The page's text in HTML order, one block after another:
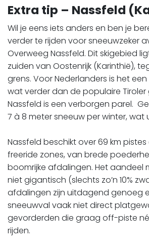
Extra tip – Nassfeld
Wil je eens iets anders en ben je
verder te rijden voor sneeuwzeker
Overweeg Nassfeld. Dit skigebied
zuiden van Oostenrijk (Karinthië),
grens. Voor Nederlanders is het
wat verder dan de populaire
Nassfeld is een verborgen parel.
7 à 8 meter sneeuw per winter, wat
Nassfeld beschikt over 69 km
freeride zones, van brede
boomrijke afdalingen. Het aandeel
niet gigantisch (slechts zo’n 10%
afdalingen zijn uitdagend genoeg
sneeuwval vaak niet direct
gevorderden die graag off-piste
rijden.